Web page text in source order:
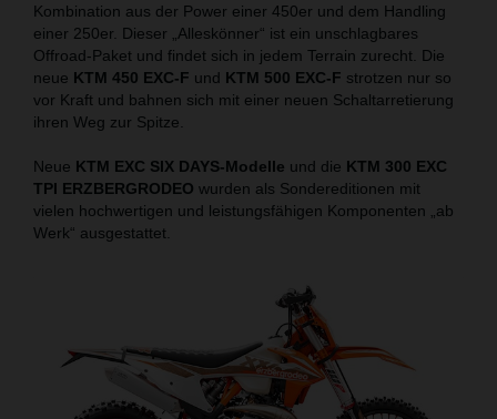
Kombination aus der Power einer 450er und dem Handling
einer 250er. Dieser „Alleskönner“ ist ein unschlagbares
Offroad-Paket und findet sich in jedem Terrain zurecht. Die
neue KTM 450 EXC-F und KTM 500 EXC-F strotzen nur so
vor Kraft und bahnen sich mit einer neuen Schaltarretierung
ihren Weg zur Spitze.
Neue KTM EXC SIX DAYS-Modelle und die KTM 300 EXC
TPI ERZBERGRODEO wurden als Sondereditionen mit
vielen hochwertigen und leistungsfähigen Komponenten „ab
Werk“ ausgestattet.